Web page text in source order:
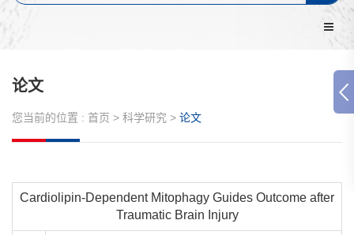
论文
您当前的位置 : 首页 > 科学研究 > 论文
Cardiolipin-Dependent Mitophagy Guides Outcome after
Traumatic Brain Injury